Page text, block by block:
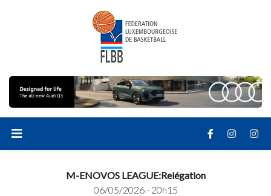
M-ENOVOS LEAGUE:Relégation
06/05/2026 - 20h15